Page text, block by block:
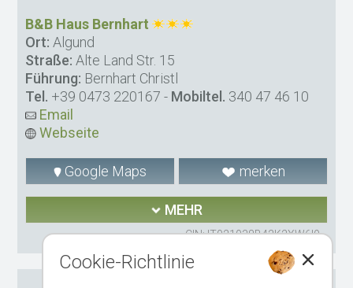
B&B Haus Bernhart
Ort: Algund
Straße: Alte Land Str. 15
Führung: Bernhart Christl
Tel. +39 0473 220167 - Mobiltel. 340 47 46 10
Email
Webseite
Google Maps merken
MEHR
CIN: IT021038B42K2XW6I9
Cookie-Richtlinie